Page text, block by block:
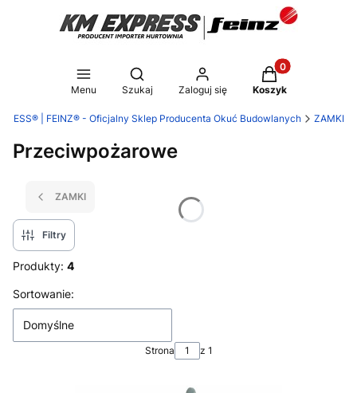
Menu
Otwórz wyszukiwarkę
Szukaj Zaloguj się
Produkty w
Koszyk
| FEINZ® - Oficjalny Sklep Producenta Okuć Budowlanych ZAMKI
Przeciwpożarowe
ZAMKI
Filtry
Produkty: 4
Lista produktów
Sortowanie:
Domyślne
Strona z 1